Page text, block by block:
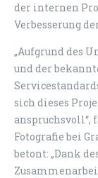
der internen
Verbesserung
„Aufgrund des
und der
sich dieses
anspruchsvoll“,
Fotografie bei
betont: „Dank